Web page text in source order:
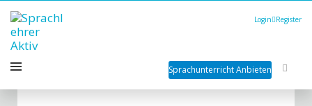
Login Register
Sprachunterricht Anbieten